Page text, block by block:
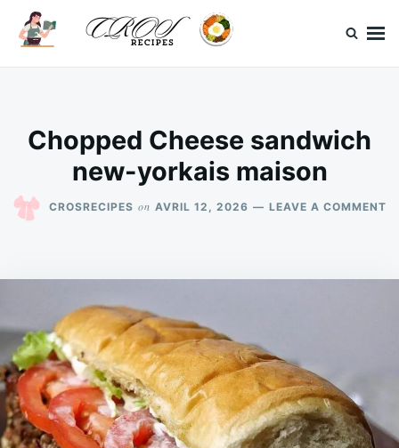
SkipSearch
for:
Chopped Cheese sandwich
new-yorkais maison
CROSRECIPES on AVRIL 12, 2026 LEAVE A COMMENT